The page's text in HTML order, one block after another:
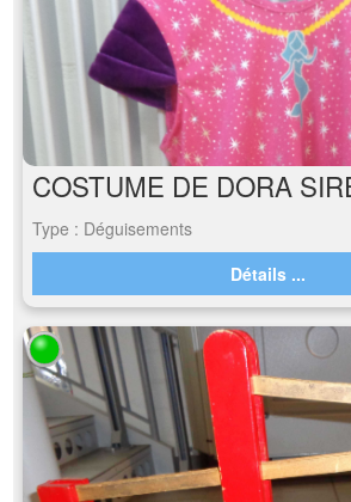
Type : Déguisements
Détails ...